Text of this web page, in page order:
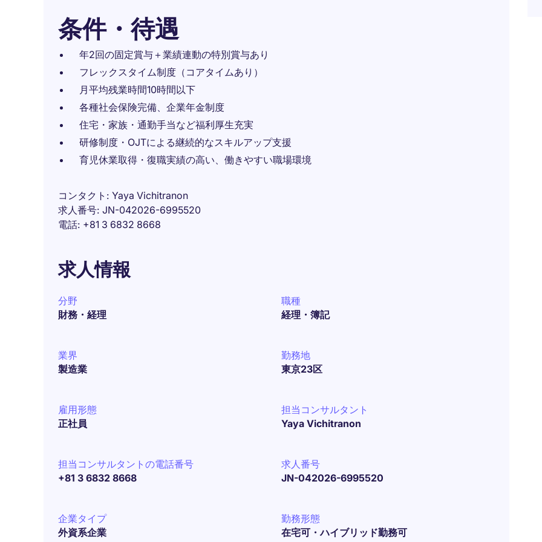
条件・待遇
年2回の固定賞与＋業績連動の特別賞与あり
フレックスタイム制度（コアタイムあり）
月平均残業時間10時間以下
各種社会保険完備、企業年金制度
住宅・家族・通勤手当など福利厚生充実
研修制度・OJTによる継続的なスキルアップ支援
育児休業取得・復職実績の高い、働きやすい職場環境
コンタクト
Yaya Vichitranon
求人番号 JN-042026-6995520
電話 +81 3 6832 8668
求人情報
分野
財務・経理
職種
経理・簿記
業界
製造業
勤務地
東京23区
雇用形態
正社員
担当コンサルタント
Yaya Vichitranon
担当コンサルタントの電話番号
+81 3 6832 8668
求人番号
JN-042026-6995520
企業タイプ
外資系企業
勤務形態
在宅可・ハイブリッド勤務可